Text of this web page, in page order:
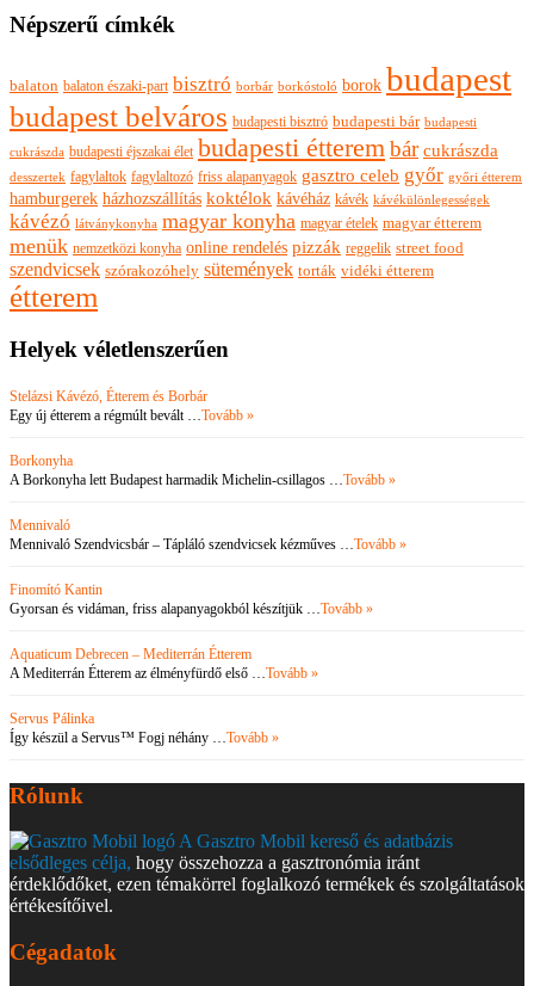
Népszerű címkék
balaton balaton északi-part bisztró borbár borkóstoló borok budapest
budapest belváros budapesti bisztró budapesti bár budapesti
cukrászda budapesti éjszakai élet budapesti étterembár cukrászda
desszertek fagylaltok fagylaltozó friss alapanyagok gasztro celeb győr győri étterem
hamburgerek házhozszállítás koktélok kávéház kávék kávékülönlegességek
kávézó látványkonyha magyar konyha magyar ételek magyar étterem
menük nemzetközi konyha online rendelés pizzák reggelik street food
szendvicsek szórakozóhely sütemények torták vidéki étterem
étterem
Helyek véletlenszerűen
Stelázsi Kávézó, Étterem és Borbár
Egy új étterem a régmúlt bevált …Tovább »
Borkonyha
A Borkonyha lett Budapest harmadik Michelin-csillagos …Tovább »
Mennivaló
Mennivaló Szendvicsbár – Tápláló szendvicsek kézműves …Tovább »
Finomító Kantin
Gyorsan és vidáman, friss alapanyagokból készítjük …Tovább »
Aquaticum Debrecen – Mediterrán Étterem
A Mediterrán Étterem az élményfürdő első …Tovább »
Servus Pálinka
Így készül a Servus™ Fogj néhány …Tovább »
Rólunk
A Gasztro Mobil kereső és adatbázis
elsődleges célja, hogy összehozza a gasztronómia iránt
érdeklődőket, ezen témakörrel foglalkozó termékek és szolgáltatások
értékesítőivel.
Cégadatok